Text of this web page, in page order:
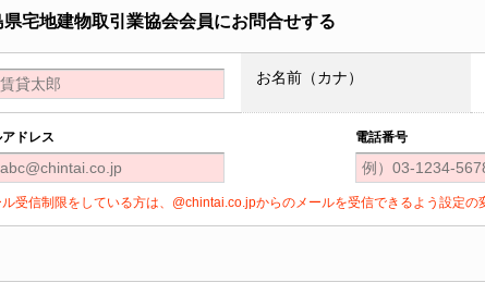
宅地建物取引業協会会員にお問合せする
お名前（カナ）
アドレス 電話番号
受信制限をしている方は、@chintai.co.jpからのメールを受信できるよう設定の